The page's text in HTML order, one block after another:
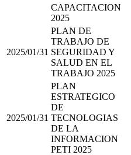
CAPACITACION
2025
2025/01/31
PLAN DE
TRABAJO DE
SEGURIDAD Y
SALUD EN EL
TRABAJO 2025
2025/01/31
PLAN
ESTRATEGICO
DE
TECNOLOGIAS
DE LA
INFORMACION
PETI 2025